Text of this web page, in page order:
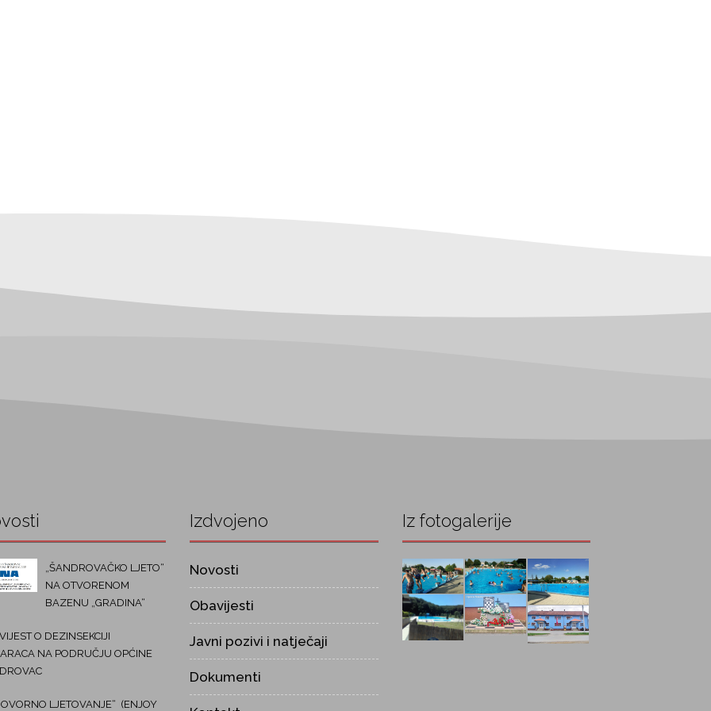
„ŠANDROVAČKO LJETO“
NA OTVORENOM
BAZENU „GRADINA“
O DEZINSEKCIJI
NA PODRUČJU OPĆINE
LJETOVANJE“ (ENJOY
Izdvojeno
Novosti
Obavijesti
Javni pozivi i natječaji
Dokumenti
Iz fotogalerije